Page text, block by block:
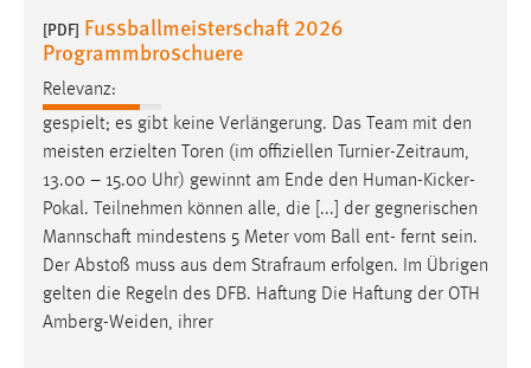
[PDF] Fussballmeisterschaft 2026
Programmbroschuere
Relevanz:
gespielt; es gibt keine Verlängerung. Das Team mit den
meisten erzielten Toren (im offiziellen
Turnier-Zeitraum,
13.00 – 15.00 Uhr) gewinnt am Ende den Human-Kicker-
Pokal. Teilnehmen können alle, die [...] der gegnerischen
Mannschaft mindestens 5 Meter vom Ball ent- fernt sein.
Der Abstoß muss aus dem Strafraum erfolgen. Im Übrigen
gelten die Regeln des DFB. Haftung Die Haftung der OTH
Amberg-Weiden, ihrer